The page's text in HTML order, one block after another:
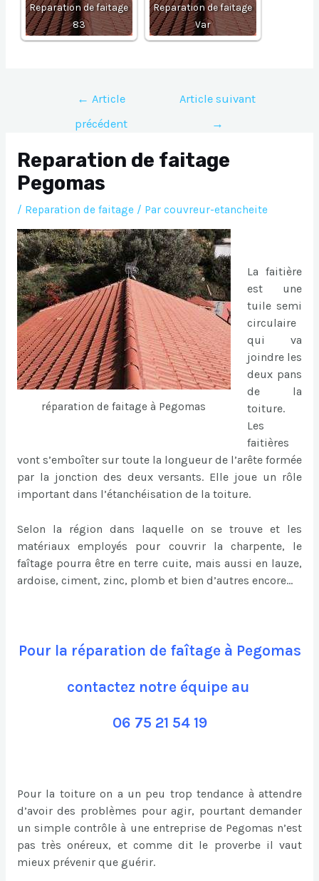
Reparation de faitage
83
Reparation de faitage
Var
Navigation
l’article
← Article
précédent
Article suivant
→
Reparation de faitage
Pegomas
/ Reparation de faitage/ Par couvreur-etancheite
réparation de faitage à Pegomas
La faitière
est une
tuile semi
circulaire
qui va
joindre les
deux pans
de la
toiture.
Les
faitières
vont s’emboîter sur toute la longueur de l’arête formée
par la jonction des deux versants. Elle joue un rôle
important dans l’étanchéisation de la toiture.
Selon la région dans laquelle on se trouve et les
matériaux employés pour couvrir la charpente, le
faîtage pourra être en terre cuite, mais aussi en lauze,
ardoise, ciment, zinc, plomb et bien d’autres encore…
Pour la réparation de faîtage à Pegomas
contactez notre équipe au
06 75 21 54 19
Pour la toiture on a un peu trop tendance à attendre
d’avoir des problèmes pour agir, pourtant demander
un simple contrôle à une entreprise de Pegomas n’est
pas très onéreux, et comme dit le proverbe il vaut
mieux prévenir que guérir.